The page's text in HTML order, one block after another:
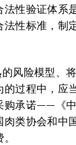
性验证体系
性标准，制
风险模型、
过程中，应
购承诺——《
类协会和中